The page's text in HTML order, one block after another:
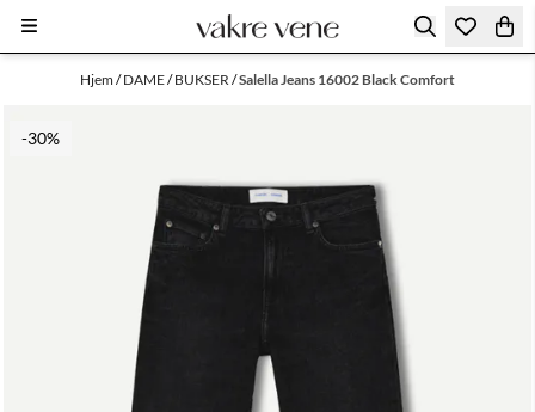
Hopp til innhold
Hjem/DAME/BUKSER /Salella Jeans 16002 Black Comfort
-30%